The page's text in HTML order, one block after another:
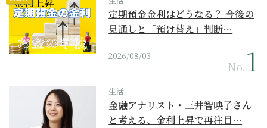
定期預金金利はどうなる？ 今後の
見通しと「預け替え」判断…
2026/08/03
No.
生活
金融アナリスト・三井智映子さん
と考える、金利上昇で再注目…